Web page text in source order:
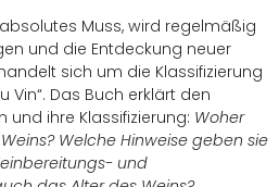
Muss, wird regelmäßig
und die Entdeckung neuer
sich um die Klassifizierung
Vin“. Das Buch erklärt den
und ihre Klassifizierung: Woher
Welche Hinweise geben sie
und